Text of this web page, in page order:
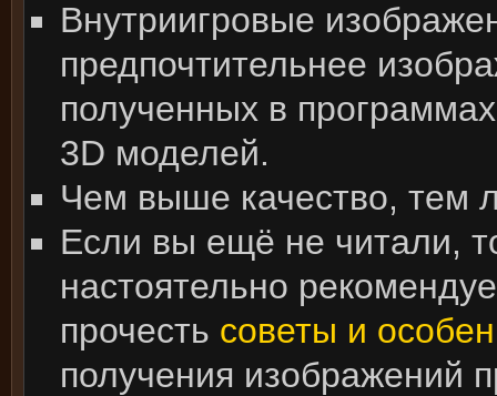
Внутриигровые
предпочтительнее
полученных в
3D моделей.
Чем выше качество, тем
Если вы ещё не читали,
настоятельно
прочесть советы и
получения изображений